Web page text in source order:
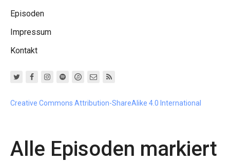
Episoden
Impressum
Kontakt
Creative Commons Attribution-ShareAlike 4.0 International
Alle Episoden markiert